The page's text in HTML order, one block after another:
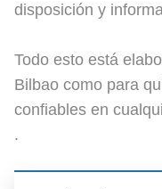
disposición y
Todo esto está
Bilbao como para
confiables en
.